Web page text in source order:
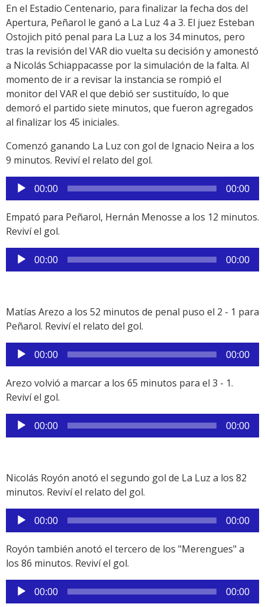
Link
En el Estadio Centenario, para finalizar la fecha dos del
Apertura, Peñarol le ganó a La Luz 4 a 3. El juez Esteban
Ostojich pitó penal para La Luz a los 34 minutos, pero
tras la revisión del VAR dio vuelta su decisión y amonestó
a Nicolás Schiappacasse por la simulación de la falta. Al
momento de ir a revisar la instancia se rompió el
monitor del VAR el que debió ser sustituído, lo que
demoró el partido siete minutos, que fueron agregados
al finalizar los 45 iniciales.
Comenzó ganando La Luz con gol de Ignacio Neira a los
9 minutos. Reviví el relato del gol.
Reproductor
de
audio
00:00 00:00
Empató para Peñarol, Hernán Menosse a los 12 minutos.
Reviví el gol.
Reproductor
de
00:00 00:00
Matías Arezo a los 52 minutos de penal puso el 2 - 1 para
Peñarol. Reviví el relato del gol.
Reproductor
de
audio
00:00 00:00
Arezo volvió a marcar a los 65 minutos para el 3 - 1.
Reviví el gol.
Reproductor
de
00:00 00:00
Nicolás Royón anotó el segundo gol de La Luz a los 82
minutos. Reviví el relato del gol.
Reproductor
de
audio
00:00 00:00
Royón también anotó el tercero de los "Merengues" a
los 86 minutos. Reviví el gol.
Reproductor
de
00:00 00:00